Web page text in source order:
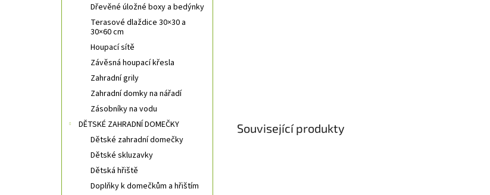
Dřevěné úložné boxy a bedýnky
Terasové dlaždice 30×30 a
30×60 cm
Houpací sítě
Závěsná houpací křesla
Zahradní grily
Zahradní domky na nářadí
Zásobníky na vodu
DĚTSKÉ ZAHRADNÍ DOMEČKY
Dětské zahradní domečky
Dětské skluzavky
Dětská hřiště
Doplňky k domečkům a hřištím
Související produkty